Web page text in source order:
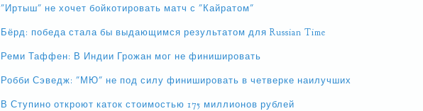
"Иртыш" не хочет бойкотировать матч с "Кайратом"
Бёрд: победа стала бы выдающимся результатом для Russian Time
Реми Таффен: В Индии Грожан мог не финишировать
Робби Сэведж: "МЮ" не под силу финишировать в четверке наилучших
В Ступино откроют каток стоимостью 175 миллионов рублей